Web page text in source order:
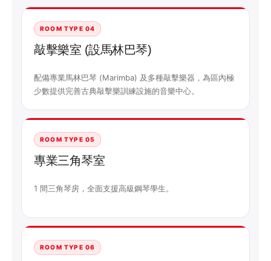
ROOM TYPE 04
敲擊樂室 (設馬林巴琴)
配備專業馬林巴琴 (Marimba) 及多種敲擊樂器，為區內極
少數提供完善古典敲擊樂訓練設施的音樂中心。
ROOM TYPE 05
專業三角琴室
1 間三角琴房，全面支援高級鋼琴學生。
ROOM TYPE 06